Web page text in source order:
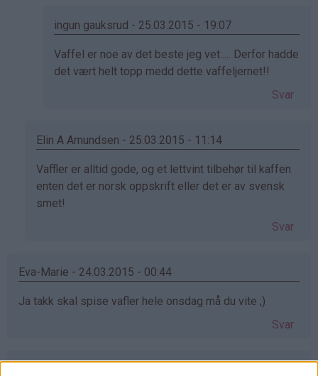
Henriette
bekreftet)
ingun gauksrud - 25.03.2015 - 19:07
Som
svar
Blikfeldt
bekreftet)
Vaffel er noe av det beste jeg vet..... Derfor hadde
det vært helt topp medd dette vaffeljernet!!
Svar
Elin A Amundsen - 25.03.2015 - 11:14
Som
svar
på
bekreftet)
Vaffler er alltid gode, og et lettvint tilbehør til kaffen
enten det er norsk oppskrift eller det er av svensk
smet!
Svar
Eva-Marie - 24.03.2015 - 00:44
Ja takk skal spise vafler hele onsdag må du vite ;)
Svar